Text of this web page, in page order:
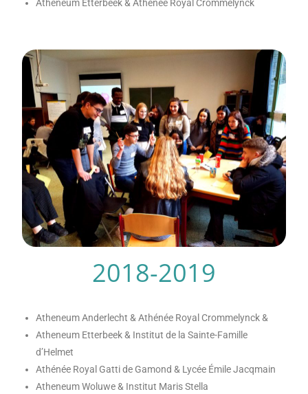
Atheneum Etterbeek & Athénée Royal Crommelynck
2018-2019
Atheneum Anderlecht & Athénée Royal Crommelynck &
Atheneum Etterbeek & Institut de la Sainte-Famille
d’Helmet
Athénée Royal Gatti de Gamond & Lycée Émile Jacqmain
Atheneum Woluwe & Institut Maris Stella